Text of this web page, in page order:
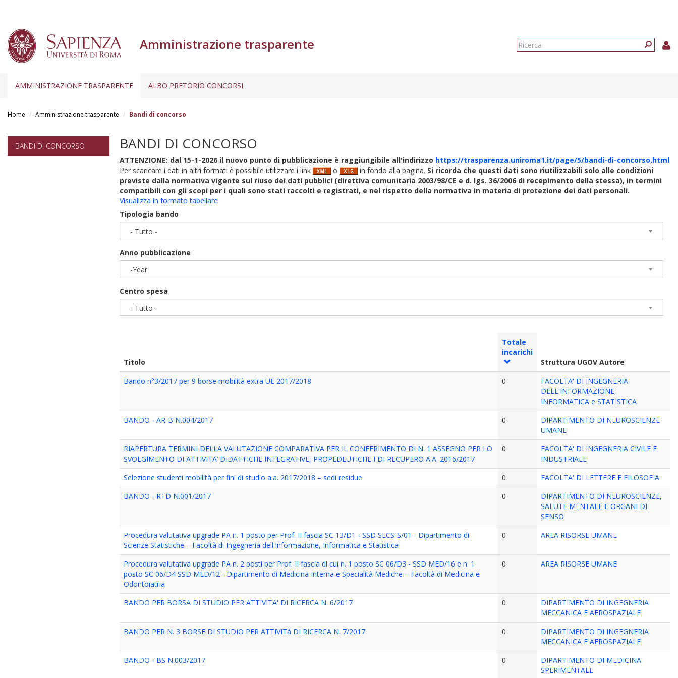
Amministrazione trasparente
Form
AMMINISTRAZIONE TRASPARENTE ALBO PRETORIO CONCORSI
Home Amministrazione trasparente Bandi di concorso
BANDI DI CONCORSO BANDI DI CONCORSO
ATTENZIONE: dal 15-1-2026 il nuovo punto di pubblicazione è raggiungibile all'indirizzo https://trasparenza.uniroma1.it/page/5/bandi-di-concorso.html
Per scaricare i dati in altri formati è possibile utilizzare i link
o in fondo alla pagina. Si ricorda che questi dati sono riutilizzabili solo alle condizioni
previste dalla normativa vigente sul riuso dei dati pubblici (direttiva comunitaria 2003/98/CE e d. lgs. 36/2006 di recepimento della stessa), in termini
compatibili con gli scopi per i quali sono stati raccolti e registrati, e nel rispetto della normativa in materia di protezione dei dati personali.
Visualizza in formato tabellare
Tipologia bando
- Tutto -
Anno pubblicazione
-Year
Centro spesa
- Tutto -
Titolo
Totale
incarichi
Struttura UGOV Autore
Bando n°3/2017 per 9 borse mobilità extra UE 2017/2018
0
FACOLTA' DI INGEGNERIA
DELL'INFORMAZIONE,
INFORMATICA e STATISTICA
BANDO - AR-B N.004/2017
0
DIPARTIMENTO DI NEUROSCIENZE
UMANE
RIAPERTURA TERMINI DELLA VALUTAZIONE COMPARATIVA PER IL CONFERIMENTO DI N. 1 ASSEGNO PER LO
SVOLGIMENTO DI ATTIVITA’ DIDATTICHE INTEGRATIVE, PROPEDEUTICHE I DI RECUPERO A.A. 2016/2017
0
FACOLTA' DI INGEGNERIA CIVILE E
INDUSTRIALE
Selezione studenti mobilità per fini di studio a.a. 2017/2018 – sedi residue
0
FACOLTA' DI LETTERE E FILOSOFIA
BANDO - RTD N.001/2017
0
DIPARTIMENTO DI NEUROSCIENZE,
SALUTE MENTALE E ORGANI DI
SENSO
Procedura valutativa upgrade PA n. 1 posto per Prof. II fascia SC 13/D1 - SSD SECS-S/01 - Dipartimento di
Scienze Statistiche – Facoltà di Ingegneria dell'Informazione, Informatica e Statistica
0 AREA RISORSE UMANE
Procedura valutativa upgrade PA n. 2 posti per Prof. II fascia di cui n. 1 posto SC 06/D3 - SSD MED/16 e n. 1
posto SC 06/D4 SSD MED/12 - Dipartimento di Medicina Interna e Specialità Mediche – Facoltà di Medicina e
Odontoiatria
0 AREA RISORSE UMANE
BANDO PER BORSA DI STUDIO PER ATTIVITA' DI RICERCA N. 6/2017 0
DIPARTIMENTO DI INGEGNERIA
MECCANICA E AEROSPAZIALE
BANDO PER N. 3 BORSE DI STUDIO PER ATTIVITà DI RICERCA N. 7/2017
0
DIPARTIMENTO DI INGEGNERIA
MECCANICA E AEROSPAZIALE
BANDO - BS N.003/2017
0
DIPARTIMENTO DI MEDICINA
SPERIMENTALE